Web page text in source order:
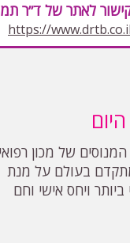
לאתר של ד״ר
https://www.drtb.co.il
המנוסים של מכון רפואי
בעולם על מנת
ויחס אישי וחם